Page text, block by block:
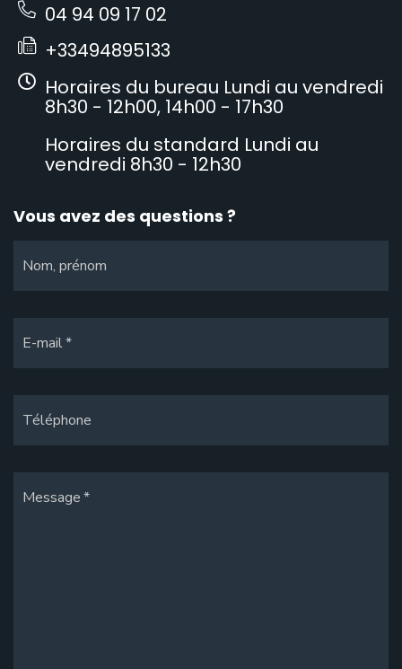
04 94 09 17 02
+33494895133
Horaires du bureau Lundi au vendredi
8h30 - 12h00, 14h00 - 17h30
Horaires du standard Lundi au
vendredi 8h30 - 12h30
Vous avez des questions ?
Nom, prénom
E-mail
Téléphone
Message